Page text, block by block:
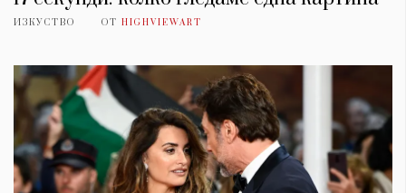
ИЗКУСТВО ОТ HIGHVIEWART